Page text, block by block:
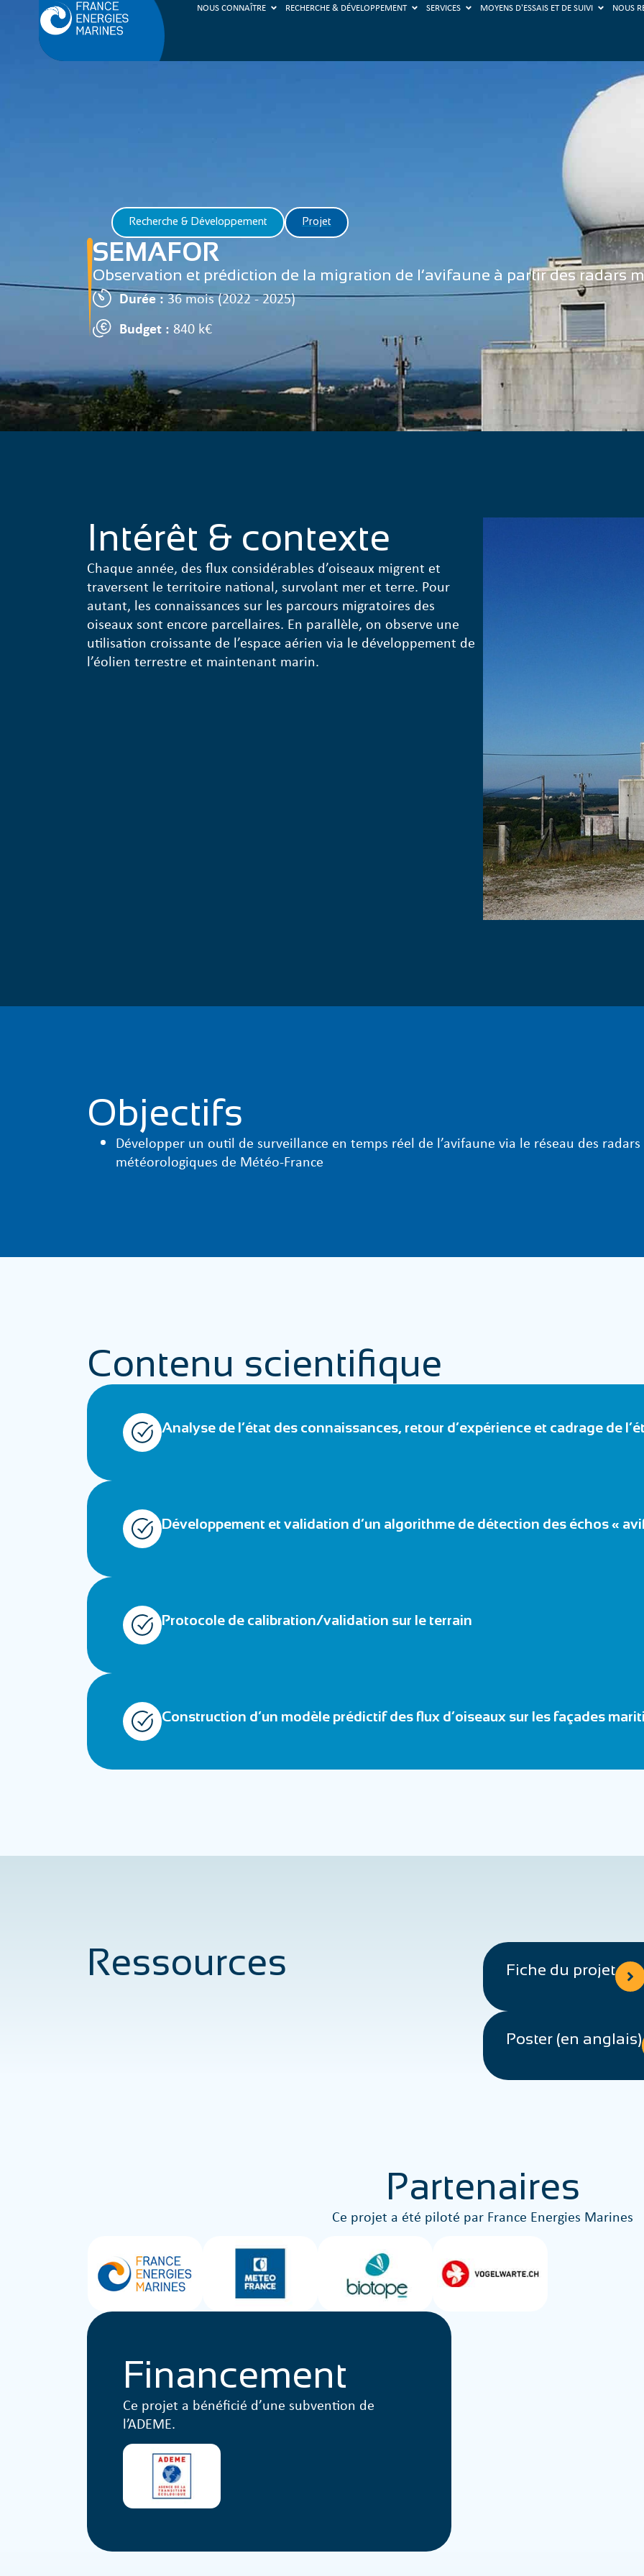
NOUS CONNAÎTRE RECHERCHE & DÉVELOPPEMENT SERVICES MOYENS D'ESSAIS ET DE SUIVI NOUS
Recherche & Développement Projet
SEMAFOR
Observation et prédiction de la migration de l’avifaune à partir des radars
Durée :36 mois (2022 - 2025)
Budget : 840 k€
Intérêt & contexte
Chaque année, des flux considérables d’oiseaux migrent et
traversent le territoire national, survolant mer et terre. Pour
autant, les connaissances sur les parcours migratoires des
oiseaux sont encore parcellaires. En parallèle, on observe une
utilisation croissante de l’espace aérien via le développement de
l’éolien terrestre et maintenant marin.
Objectifs
Développer un outil de surveillance en temps réel de l’avifaune via le réseau des radars
météorologiques de Météo-France
Contenu scientifique
Analyse de l’état des connaissances, retour d’expérience et cadrage de
Développement et validation d’un algorithme de détection des échos «
Protocole de calibration/validation sur le terrain
Construction d’un modèle prédictif des flux d’oiseaux sur les façades
Ressources Fiche du projet
Poster (en anglais)
Partenaires
Ce projet a été piloté par France Energies Marines
Financement
Ce projet a bénéficié d’une subvention de
l’ADEME.